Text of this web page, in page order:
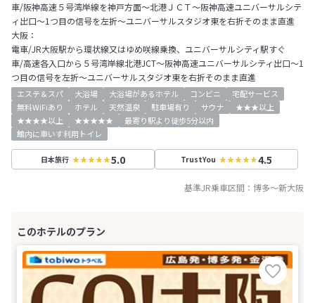
車/阪神高速５号湾岸線を神戸方面～北港ＪＣＴ～阪神高速ユニバーサルシテ
ィ出口～1つ目の信号を左折～ユニバーサルスタジオ東を右折そのまま直進
大阪：
電車/JR大阪駅から環状線又はゆめ咲線乗換、ユニバーサルシティ駅すぐ
車/高速各入口から５号湾岸線北港JCT～阪神高速ユニバーサルシティ出口～1
つ目の信号を左折～ユニバーサルスタジオ東を右折そのまま直進
エステ＆スパ 大浴場 大浴場があるホテル コンビニ
宅配サービス
無料WiFiあり
ホテル 天然温泉 駐車場有り サウナ
★★★以上
★★★★以上
★★★★★
最寄り駅より徒歩5分以内
館内に車いす利用トイレ
日本旅行 5.0 TrustYou 4.5
基準JR乗車区間： 博多～新大阪